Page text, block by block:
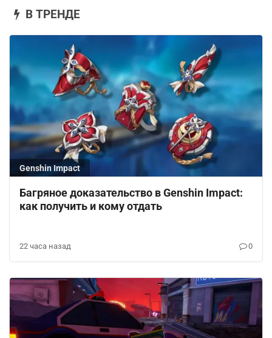
В ТРЕНДЕ
Genshin Impact
Багряное доказательство в Genshin Impact:
как получить и кому отдать
22 часа назад 0